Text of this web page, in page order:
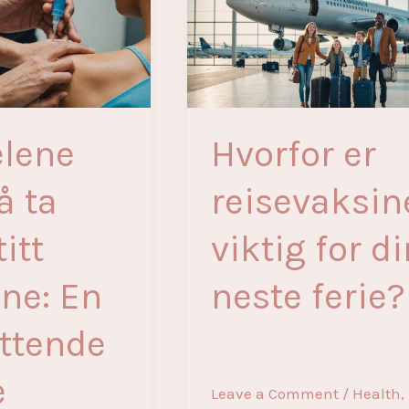
ferien
ta
En
Hvorfor er
viktig for
neste ferie?
Leave a Comment / Health,